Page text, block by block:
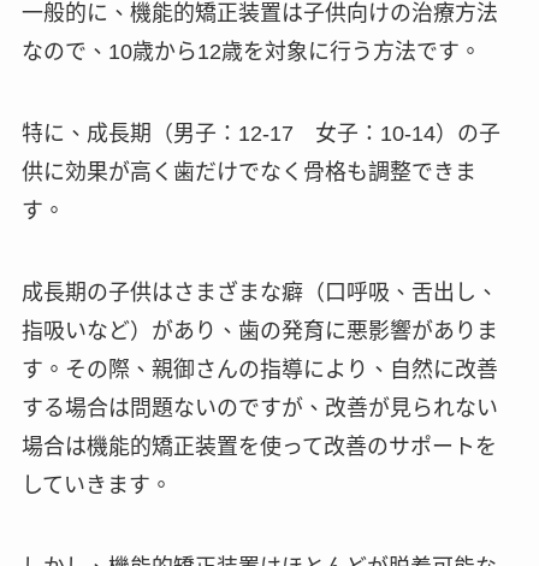
一般的に、機能的矯正装置は子供向けの治療方法
なので、10歳から12歳を対象に行う方法です。
特に、成長期（男子：12-17 女子：10-14）の子
供に効果が高く歯だけでなく骨格も調整できま
す。
成長期の子供はさまざまな癖（口呼吸、舌出し、
指吸いなど）があり、歯の発育に悪影響がありま
す。その際、親御さんの指導により、自然に改善
する場合は問題ないのですが、改善が見られない
場合は機能的矯正装置を使って改善のサポートを
していきます。